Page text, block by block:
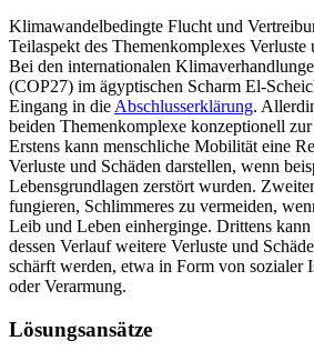
Klimawandelbedingte Flucht und
Teilaspekt des Themenkomplexes Verluste
Bei den internationalen
(COP27) im ägyptischen Scharm El-
Eingang in dieAb­schlusserklärung.
beiden Themenkomplexe kon­zep­tionell
Erstens kann mensch­liche Mobilität eine
Verluste und Schä­den dar­stellen, wenn
Lebensgrundlagen zerstört wurden.
fungieren, Schlimmeres zu ver­meiden,
Leib und Leben einherginge. Drittens kann
dessen Verlauf weitere Verluste und
schärft werden, etwa in Form von sozialer
oder Ver­armung.
Lösungsansätze